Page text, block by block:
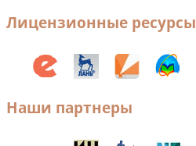
Лицензионные ресурсы
Наши партнеры